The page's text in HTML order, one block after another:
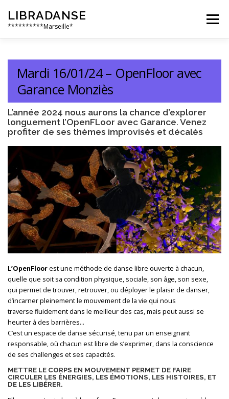
contenu
LIBRADANSE
**********Marseille*
Menu
QUI SOMMES NOUS LES DANSES LIBRES
EN PRATIQUE NOS ÉVÈNEMENTS
Mardi 16/01/24 – OpenFloor avec
Garance Monziès
L’année 2024 nous aurons la chance d’explorer
longuement l’OpenFLoor avec Garance. Venez
profiter de ses thèmes improvisés et décalés
L’OpenFloorest une méthode de danse libre ouverte à chacun,
quelle que soit sa condition physique, sociale, son âge, son sexe,
qui permet de trouver, retrouver, ou déployer le plaisir de danser,
d’incarner pleinement le mouvement de la vie qui nous
traverse fluidement dans le meilleur des cas, mais peut aussi se
heurter à des barrières…
C’est un espace de danse sécurisé, tenu par un enseignant
responsable, où chacun est libre de s’exprimer, dans la conscience
de ses challenges et ses capacités.
METTRE LE CORPS EN MOUVEMENT PERMET DE FAIRE
CIRCULER LES ÉNERGIES, LES ÉMOTIONS, LES HISTOIRES, ET
DE LES LIBÉRER.